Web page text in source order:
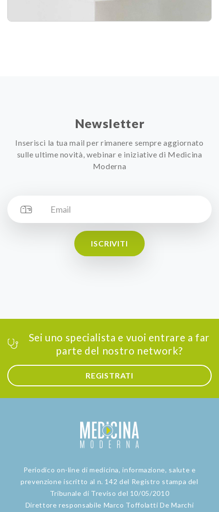
Newsletter
Inserisci la tua mail per rimanere sempre aggiornato
sulle ultime novità, webinar e iniziative di Medicina
Moderna
ISCRIVITI
Sei uno specialista e vuoi entrare a far
parte del nostro network?
REGISTRATI
Periodico on-line di medicina, informazione, salute e
prevenzione iscritto al n. 142 del Registro stampa del
Tribunale di Treviso del 10/05/2010
Direttore responsabile Marco Toffolatti De Marchi